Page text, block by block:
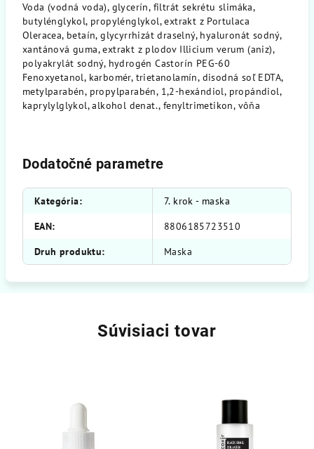
Voda (vodná voda), glycerín, filtrát sekrétu slimáka,
butylénglykol, propylénglykol, extrakt z Portulaca
Oleracea, betaín, glycyrrhizát draselný, hyaluronát sodný,
xantánová guma, extrakt z plodov Illicium verum (aniz),
polyakrylát sodný, hydrogén Castorín PEG-60
Fenoxyetanol, karbomér, trietanolamín, disodná soľ EDTA,
metylparabén, propylparabén, 1,2-hexándiol, propándiol,
kaprylylglykol, alkohol denat., fenyltrimetikon, vôňa
Dodatočné parametre
Kategória:
7. krok - maska
EAN:
8806185723510
Druh produktu: Maska
Súvisiaci tovar